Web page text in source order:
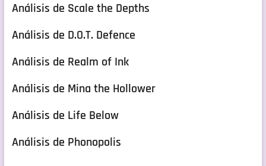
Análisis de Scale the Depths
Análisis de D.O.T. Defence
Análisis de Realm of Ink
Análisis de Mina the Hollower
Análisis de Life Below
Análisis de Phonopolis